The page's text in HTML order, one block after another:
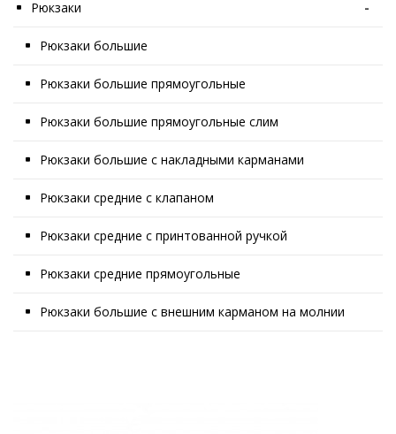
Рюкзаки -
Рюкзаки большие
Рюкзаки большие прямоугольные
Рюкзаки большие прямоугольные слим
Рюкзаки большие с накладными карманами
Рюкзаки средние с клапаном
Рюкзаки средние с принтованной ручкой
Рюкзаки средние прямоугольные
Рюкзаки большие с внешним карманом на молнии